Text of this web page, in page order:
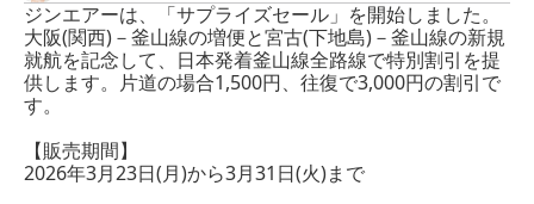
ジンエアーは、「サプライズセール」を開始しました。
大阪(関西)－釜山線の増便と宮古(下地島)－釜山線の新規
就航を記念して、日本発着釜山線全路線で特別割引を提
供します。片道の場合1,500円、往復で3,000円の割引で
す。
【販売期間】
2026年3月23日(月)から3月31日(火)まで